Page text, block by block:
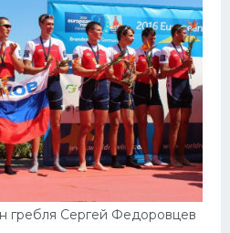
гребля Сергей Федоровцев